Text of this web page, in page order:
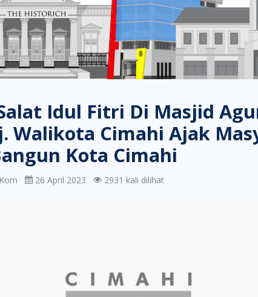
Idul Fitri Di Masjid
Walikota Cimahi Ajak
Kota Cimahi
26 April 2023 2931 kali dilihat